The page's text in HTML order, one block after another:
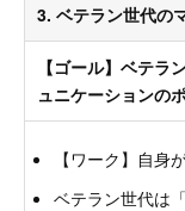
3. ベテラン世代の
【ゴール】ベテラ
ュニケーションの
【ワーク】自身
ベテラン世代は